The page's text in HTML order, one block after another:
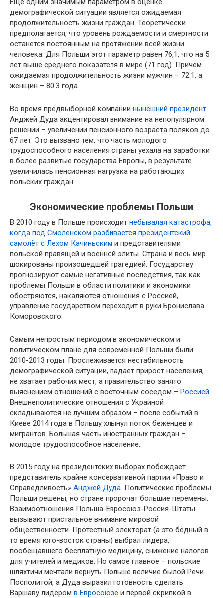
Еще одним значимым параметром в оценке
демографической ситуации является ожидаемая
продолжительность жизни граждан. Теоретически
предполагается, что уровень рождаемости и смертности
останется постоянным на протяжении всей жизни
человека. Для Польши этот параметр равен 76,1, что на 5
лет выше среднего показателя в мире (71 год). Причем
ожидаемая продолжительность жизни мужчин – 72.1, а
женщин – 80.3 года.
Во время предвыборной компании нынешний президент
Анджей Дуда акцентировал внимание на непопулярном
решении – увеличении пенсионного возраста поляков до
67 лет. Это вызвано тем, что часть молодого
трудоспособного населения страны уехала на заработки
в более развитые государства Европы, в результате
увеличилась пенсионная нагрузка на работающих
польских граждан.
Экономические проблемы Польши
В 2010 году в Польше происходит небывалая катастрофа,
когда под Смоленском разбивается президентский
самолёт с Лехом Качиньским и представителями
польской правящей и военной элиты. Страна и весь мир
шокированы произошедшей трагедией. Государству
прогнозируют самые негативные последствия, так как
проблемы Польши в области политики и экономики
обостряются, накаляются отношения с Россией,
управление государством переходит в руки Бронислава
Коморовского.
Самым непростым периодом в экономическом и
политическом плане для современной Польши были
2010-2013 годы. Прослеживается нестабильность
демографической ситуации, падает прирост населения,
не хватает рабочих мест, а правительство занято
выяснением отношений с восточным соседом – Россией.
Внешнеполитические отношения с Украиной
складываются не лучшим образом – после событий в
Киеве 2014 года в Польшу хлынул поток беженцев и
мигрантов. Большая часть иностранных граждан –
молодое трудоспособное население.
В 2015 году на президентских выборах побеждает
представитель крайне консервативной партии «Право и
Справедливость» Анджей Дуда. Политические проблемы
Польши решены, но стране пророчат большие перемены.
Взаимоотношения Польша-Евросоюз-Россия-Штаты
вызывают пристальное внимание мировой
общественности. Протестный электорат (а это бедный в
то время юго-восток страны) выбрал лидера,
пообещавшего бесплатную медицину, снижение налогов
для учителей и медиков. Но самое главное – польские
шляхтичи мечтали вернуть Польше величие былой Речи
Посполитой, а Дуда выразил готовность сделать
Варшаву лидером в Евросоюзе и первой скрипкой в